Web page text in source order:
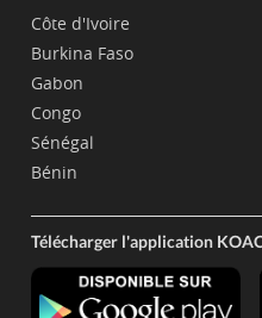
Côte d'Ivoire
Burkina Faso
Gabon
Congo
Sénégal
Bénin
Télécharger l'application